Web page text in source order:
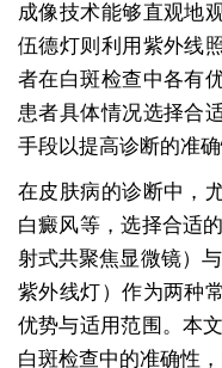
成像技术能够直观地
伍德灯则利用紫外线
者在白斑检查中各有
患者具体情况选择合
手段以提高诊断的准确
在皮肤病的诊断中，
白癜风等，选择合适
射式共聚焦显微镜）
紫外线灯）作为两种
优势与适用范围。本
白斑检查中的准确性